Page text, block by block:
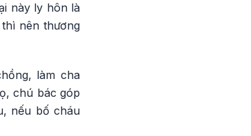
này ly hôn là
nên thương
làm cha
chú bác góp
nếu bố cháu